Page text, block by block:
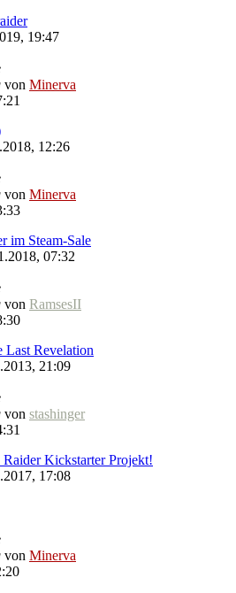
19:47
von Minerva
12:26
von Minerva
im Steam-Sale
07:32
von RamsesII
Last Revelation
21:09
von stashinger
Kickstarter Projekt!
17:08
von Minerva